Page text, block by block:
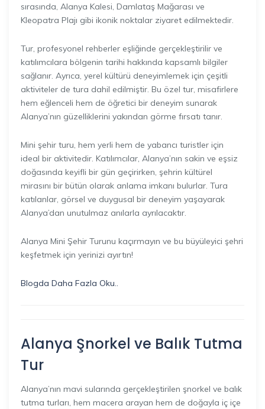
sırasında, Alanya Kalesi, Damlataş Mağarası ve
Kleopatra Plajı gibi ikonik noktalar ziyaret edilmektedir.
Tur, profesyonel rehberler eşliğinde gerçekleştirilir ve
katılımcılara bölgenin tarihi hakkında kapsamlı bilgiler
sağlanır. Ayrıca, yerel kültürü deneyimlemek için çeşitli
aktiviteler de tura dahil edilmiştir. Bu özel tur, misafirlere
hem eğlenceli hem de öğretici bir deneyim sunarak
Alanya’nın güzelliklerini yakından görme fırsatı tanır.
Mini şehir turu, hem yerli hem de yabancı turistler için
ideal bir aktivitedir. Katılımcılar, Alanya’nın sakin ve eşsiz
doğasında keyifli bir gün geçirirken, şehrin kültürel
mirasını bir bütün olarak anlama imkanı bulurlar. Tura
katılanlar, görsel ve duygusal bir deneyim yaşayarak
Alanya’dan unutulmaz anılarla ayrılacaktır.
Alanya Mini Şehir Turunu kaçırmayın ve bu büyüleyici şehri
keşfetmek için yerinizi ayırtın!
Blogda Daha Fazla Oku..
Alanya Şnorkel ve Balık Tutma
Tur
Alanya’nın mavi sularında gerçekleştirilen şnorkel ve balık
tutma turları, hem macera arayan hem de doğayla iç içe